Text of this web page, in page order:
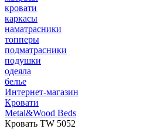
кровати
каркасы
наматрасники
топперы
подматрасники
подушки
одеяла
белье
Интернет-магазин
Кровати
Metal&Wood Beds
Кровать TW 5052